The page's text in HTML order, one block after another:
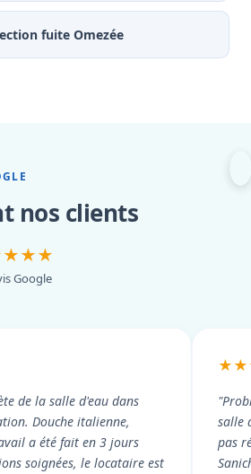
fuite Omezée
nos clients
Google
de la salle d'eau dans
Douche italienne,
a été fait en 3 jours
soignées, le locataire est
salle
pas